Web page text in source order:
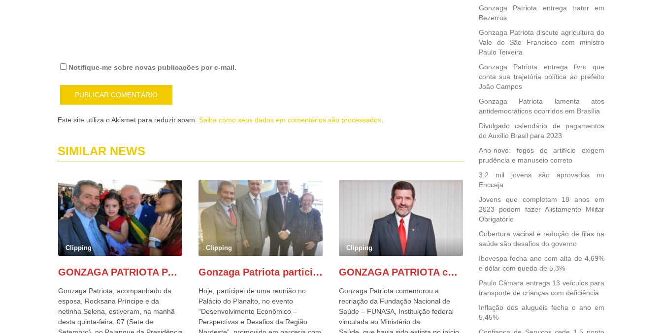
novos
comentários
Notifique-me sobre novas publicações por e-mail.
Este site utiliza o Akismet para reduzir spam. Saiba como seus dados em comentários são processados
SIMILAR NEWS
Clipping
GONZAGA PATRIOTA PARTICIPA DO DESFILE DA INDEPENDÊNCIA NO PALANQUE DA PRESIDÊNCIA DA REPÚBLICA E É ABRAÇADO POR LULA E POR GERALDO ALCKMIN.
Gonzaga Patriota, acompanhado da
esposa, Rocksana Príncipe e da
netinha Selena, estiveram, na manhã
desta quinta-feira, 07 (Sete de
Clipping
Gonzaga Patriota participa de evento em prol do desenvolvimento do Nordeste
Hoje, participei de uma reunião no
Palácio do Planalto, no evento
“Desenvolvimento Econômico –
Perspectivas e Desafios da Região
Clipping
GONZAGA PATRIOTA comemora o retorno da FUNASA
Gonzaga Patriota comemorou a
recriação da Fundação Nacional de
Saúde – FUNASA, Instituição federal
vinculada ao Ministério da
Gonzaga Patriota entrega trator em
Bezerros
Gonzaga Patriota discute agricultura do
Vale do São Francisco com ministro
Paulo Teixeira
Gonzaga Patriota entrega livro que
conta sua trajetória política ao prefeito
João Campos
Gonzaga Patriota lamenta atos
antidemocráticos ocorridos em Brasília
Divulgado calendário de pagamentos
do Auxílio Brasil para 2023
Ano-novo: fogos de artifício exigem
prudência e manuseio correto
3,2 mil jovens são aprovados no
Encceja
Jovens que completam 18 anos em
2023 podem fazer Alistamento Militar
Obrigatório
Cobertura vacinal e redução de filas na
saúde são desafios do governo
Ibovespa fecha ano com alta de 4,69%
e dólar com queda de 5,3%
Paulo Câmara entrega 13 veículos para
transporte de crianças com deficiência
Inflação dos aluguéis fecha o ano em
5,45%